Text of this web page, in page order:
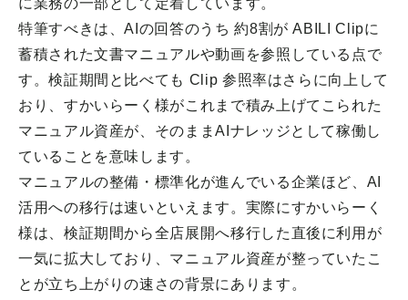
特筆すべきは、AIの回答のうち 約8割が ABILI Clipに
蓄積された文書マニュアルや動画を参照している点で
す。検証期間と比べても Clip 参照率はさらに向上して
おり、すかいらーく様がこれまで積み上げてこられた
マニュアル資産が、そのままAIナレッジとして稼働し
ていることを意味します。
マニュアルの整備・標準化が進んでいる企業ほど、AI
活用への移行は速いといえます。実際にすかいらーく
様は、検証期間から全店展開へ移行した直後に利用が
一気に拡大しており、マニュアル資産が整っていたこ
とが立ち上がりの速さの背景にあります。